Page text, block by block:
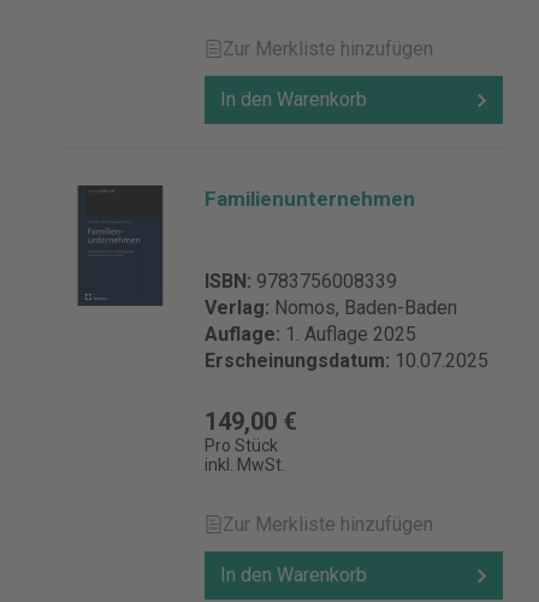
Zur Merkliste hinzufügen
In den Warenkorb
Familienunternehmen
ISBN: 9783756008339
Verlag: Nomos, Baden-Baden
Auflage: 1. Auflage 2025
Erscheinungsdatum: 10.07.2025
149,00 €
Pro Stück
inkl. MwSt.
Zur Merkliste hinzufügen
In den Warenkorb